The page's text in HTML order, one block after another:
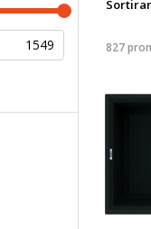
827